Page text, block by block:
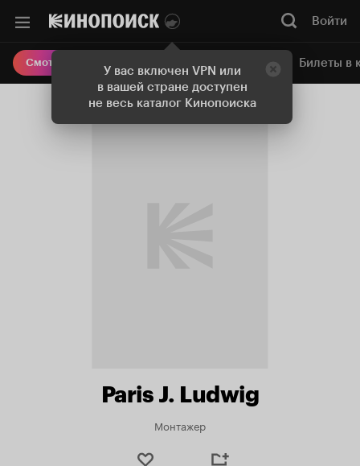
У вас включен VPN или
в вашей стране доступен
не весь каталог Кинопоиска
Войти
Смотреть кино Онлайн-кинотеатр Билеты в
Paris J. Ludwig
Монтажер